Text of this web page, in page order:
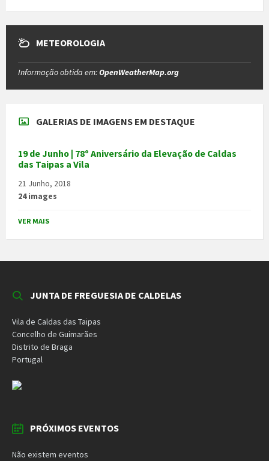
METEOROLOGIA
Informação obtida em:OpenWeatherMap.org
GALERIAS DE IMAGENS EM DESTAQUE
19 de Junho | 78º Aniversário da Elevação de Caldas
das Taipas a Vila
21 Junho, 2018
24 images
VER MAIS
JUNTA DE FREGUESIA DE CALDELAS
Vila de Caldas das Taipas
Concelho de Guimarães
Distrito de Braga
Portugal
PRÓXIMOS EVENTOS
Não existem eventos